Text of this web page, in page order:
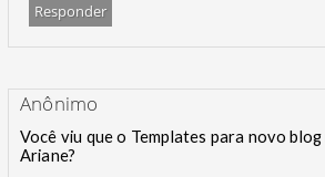
Responder
Anônimo
Você viu que o Templates para novo
Ariane?